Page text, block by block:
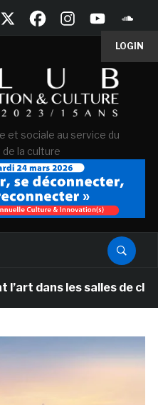
LOGIN
et sociale au service du
la culture
les salles de classe des